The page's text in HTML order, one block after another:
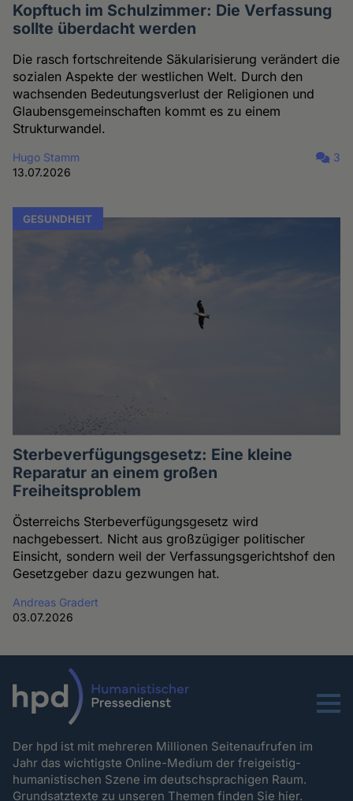
Kopftuch im Schulzimmer: Die Verfassung
sollte überdacht werden
Die rasch fortschreitende Säkularisierung verändert die
sozialen Aspekte der westlichen Welt. Durch den
wachsenden Bedeutungsverlust der Religionen und
Glaubensgemeinschaften kommt es zu einem
Strukturwandel.
Hugo Stamm
13.07.2026
3
GESUNDHEIT
Sterbeverfügungsgesetz: Eine kleine
Reparatur an einem großen
Freiheitsproblem
Österreichs Sterbeverfügungsgesetz wird
nachgebessert. Nicht aus großzügiger politischer
Einsicht, sondern weil der Verfassungsgerichtshof den
Gesetzgeber dazu gezwungen hat.
Andreas Gradert
03.07.2026
Menu
Der hpd ist mit mehreren Millionen Seitenaufrufen im
Jahr das wichtigste Online-Medium der freigeistig-
humanistischen Szene im deutschsprachigen Raum.
Grundsatztexte zu unseren Themenfinden Sie hier.